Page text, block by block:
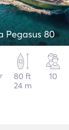
Pegasus 80
80 ft
24 m
10